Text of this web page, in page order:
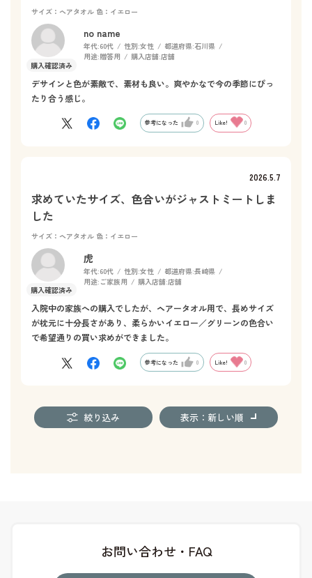
サイズ：ヘアタオル 色：イエロー
no name
年代:60代 性別:女性 都道府県:石川県
用途:贈答用 購入店舗:店舗
デサインと色が素敵で、素材も良い。爽やかなで今の季節にぴっ
たり合う感じ。
参考になった 0 Like! 0
2026.5.7
求めていたサイズ、色合いがジャストミートしま
した
サイズ：ヘアタオル 色：イエロー
虎
年代:60代 性別:女性 都道府県:長崎県
用途: ご家族用 購入店舗:店舗
入院中の家族への購入でしたが、ヘアータオル用で、長めサイズ
が枕元に十分長さがあり、柔らかいイエロー／グリーンの色合い
で希望通りの買い求めができました。
参考になった 0 Like! 0
絞り込み 表示：新しい順
お問い合わせ・FAQ